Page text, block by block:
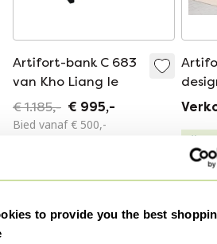
to provide you the best
Artifort-bank C 683
van Kho Liang Ie
€ 1.185,- € 995,-
Bied vanaf € 500,-